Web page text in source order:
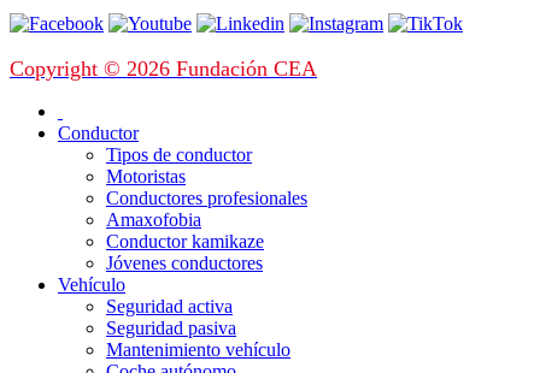
Copyright © 2026 Fundación CEA
Conductor
Tipos de conductor
Motoristas
Conductores profesionales
Amaxofobia
Conductor kamikaze
Jóvenes conductores
Vehículo
Seguridad activa
Seguridad pasiva
Mantenimiento vehículo